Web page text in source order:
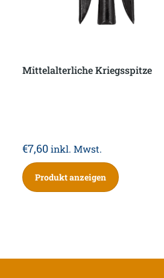
Mittelalterliche Kriegsspitze
€7,60inkl. Mwst.
Produkt anzeigen